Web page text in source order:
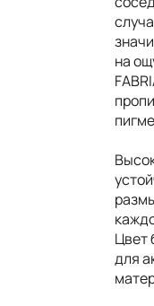
на
Цвет
для